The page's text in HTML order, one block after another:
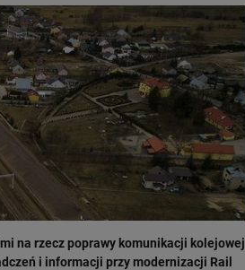
na rzecz poprawy komunikacji kolejowej
i informacji przy modernizacji Rail